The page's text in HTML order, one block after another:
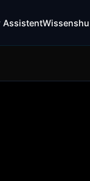
Assistent